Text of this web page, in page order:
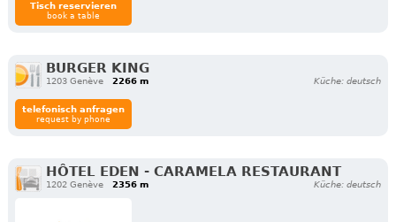
Tisch reservieren
book a table
BURGER KING
1203 Genève 2266 m Küche: deutsch
telefonisch anfragen
request by phone
HÔTEL EDEN - CARAMELA RESTAURANT
1202 Genève 2356 m Küche: deutsch